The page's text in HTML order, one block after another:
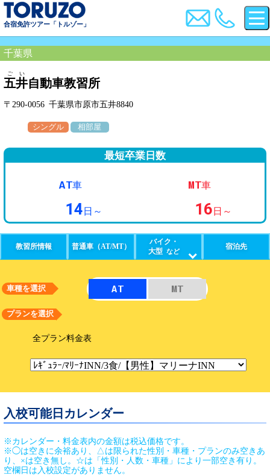
合宿免許ツアー「トルゾー」
千葉県
五井
ごい
自動車教習所
〒290-0056 千葉県市原市五井8840
シングル 相部屋
最短卒業日数
AT車
14 日～
MT車
16 日～
教習所情報 普通車（AT/MT）
バイク・
大型 など
宿泊先
車種を選択 AT MT
プランを選択
全プラン料金表
入校可能日カレンダー
※カレンダー・料金表内の金額は税込価格です。
※◯は空きに余裕あり、△は限られた性別・車種・プランのみ空きあ
り、×は空き無し。☆は「性別・人数・車種」により一部空き有り。
空欄日は入校設定がありません。